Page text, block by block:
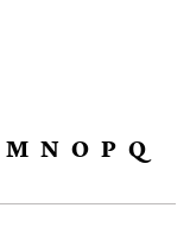
M N O P Q